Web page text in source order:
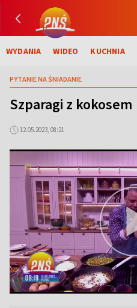
WYDANIA WIDEO KUCHNIA
PYTANIE NA ŚNIADANIE
Szparagi z kokosem
12.05.2023, 08:21